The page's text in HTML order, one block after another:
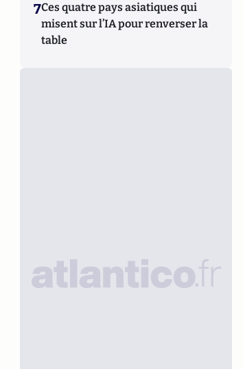
7Ces quatre pays asiatiques qui
misent sur l’IA pour renverser la
table